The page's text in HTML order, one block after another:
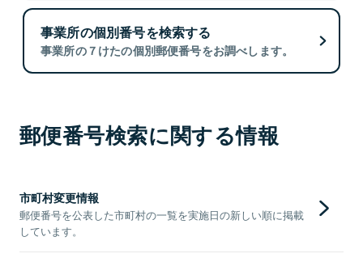
事業所の個別番号を検索する
事業所の７けたの個別郵便番号をお調べします。
郵便番号検索に関する情報
市町村変更情報
郵便番号を公表した市町村の一覧を実施日の新しい順に掲載
しています。